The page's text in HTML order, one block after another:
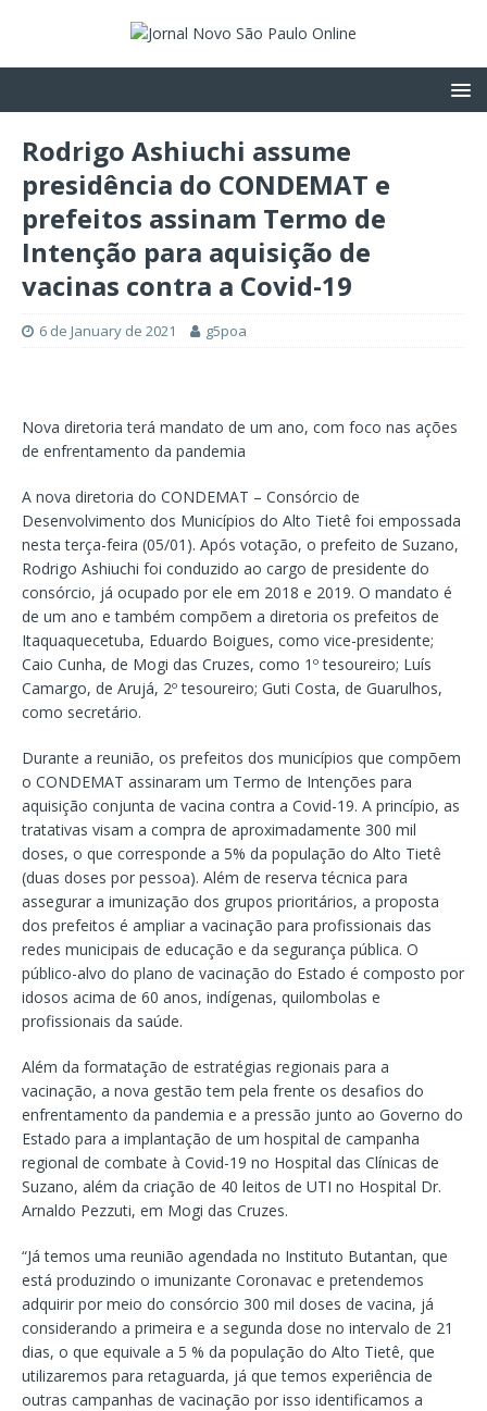
Rodrigo Ashiuchi assume
presidência do CONDEMAT e
prefeitos assinam Termo de
Intenção para aquisição de
vacinas contra a Covid-19
6 de January de 2021 g5poa
Nova diretoria terá mandato de um ano, com foco nas ações
de enfrentamento da pandemia
A nova diretoria do CONDEMAT – Consórcio de
Desenvolvimento dos Municípios do Alto Tietê foi empossada
nesta terça-feira (05/01). Após votação, o prefeito de Suzano,
Rodrigo Ashiuchi foi conduzido ao cargo de presidente do
consórcio, já ocupado por ele em 2018 e 2019. O mandato é
de um ano e também compõem a diretoria os prefeitos de
Itaquaquecetuba, Eduardo Boigues, como vice-presidente;
Caio Cunha, de Mogi das Cruzes, como 1º tesoureiro; Luís
Camargo, de Arujá, 2º tesoureiro; Guti Costa, de Guarulhos,
como secretário.
Durante a reunião, os prefeitos dos municípios que compõem
o CONDEMAT assinaram um Termo de Intenções para
aquisição conjunta de vacina contra a Covid-19. A princípio, as
tratativas visam a compra de aproximadamente 300 mil
doses, o que corresponde a 5% da população do Alto Tietê
(duas doses por pessoa). Além de reserva técnica para
assegurar a imunização dos grupos prioritários, a proposta
dos prefeitos é ampliar a vacinação para profissionais das
redes municipais de educação e da segurança pública. O
público-alvo do plano de vacinação do Estado é composto por
idosos acima de 60 anos, indígenas, quilombolas e
profissionais da saúde.
Além da formatação de estratégias regionais para a
vacinação, a nova gestão tem pela frente os desafios do
enfrentamento da pandemia e a pressão junto ao Governo do
Estado para a implantação de um hospital de campanha
regional de combate à Covid-19 no Hospital das Clínicas de
Suzano, além da criação de 40 leitos de UTI no Hospital Dr.
Arnaldo Pezzuti, em Mogi das Cruzes.
“Já temos uma reunião agendada no Instituto Butantan, que
está produzindo o imunizante Coronavac e pretendemos
adquirir por meio do consórcio 300 mil doses de vacina, já
considerando a primeira e a segunda dose no intervalo de 21
dias, o que equivale a 5 % da população do Alto Tietê, que
utilizaremos para retaguarda, já que temos experiência de
outras campanhas de vacinação por isso identificamos a